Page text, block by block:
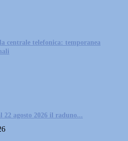
centrale telefonica: temporanea
agosto 2026 il raduno...